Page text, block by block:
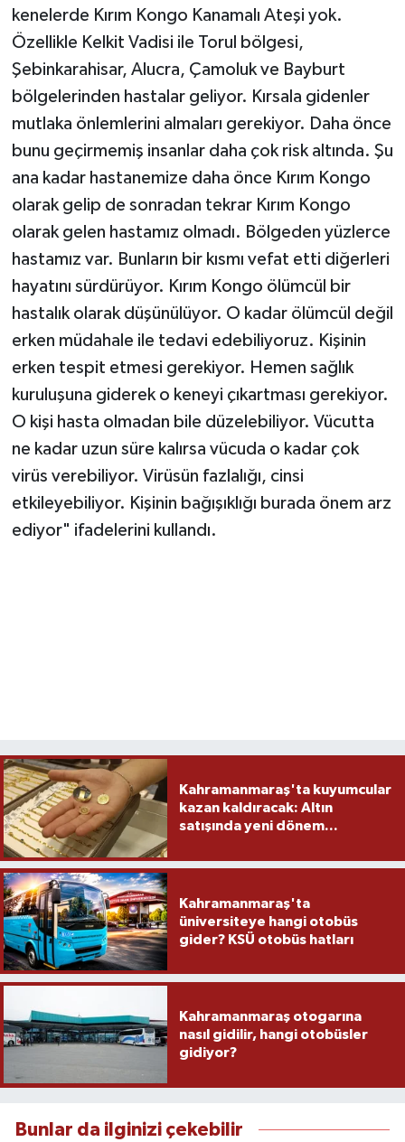
kenelerde Kırım Kongo Kanamalı Ateşi yok.
Özellikle Kelkit Vadisi ile Torul bölgesi,
Şebinkarahisar, Alucra, Çamoluk ve Bayburt
bölgelerinden hastalar geliyor. Kırsala gidenler
mutlaka önlemlerini almaları gerekiyor. Daha önce
bunu geçirmemiş insanlar daha çok risk altında. Şu
ana kadar hastanemize daha önce Kırım Kongo
olarak gelip de sonradan tekrar Kırım Kongo
olarak gelen hastamız olmadı. Bölgeden yüzlerce
hastamız var. Bunların bir kısmı vefat etti diğerleri
hayatını sürdürüyor. Kırım Kongo ölümcül bir
hastalık olarak düşünülüyor. O kadar ölümcül değil
erken müdahale ile tedavi edebiliyoruz. Kişinin
erken tespit etmesi gerekiyor. Hemen sağlık
kuruluşuna giderek o keneyi çıkartması gerekiyor.
O kişi hasta olmadan bile düzelebiliyor. Vücutta
ne kadar uzun süre kalırsa vücuda o kadar çok
virüs verebiliyor. Virüsün fazlalığı, cinsi
etkileyebiliyor. Kişinin bağışıklığı burada önem arz
ediyor" ifadelerini kullandı.
Kahramanmaraş'ta kuyumcular
kazan kaldıracak: Altın
satışında yeni dönem...
Kahramanmaraş'ta
üniversiteye hangi otobüs
gider? KSÜ otobüs hatları
Kahramanmaraş otogarına
nasıl gidilir, hangi otobüsler
gidiyor?
Bunlar da ilginizi çekebilir